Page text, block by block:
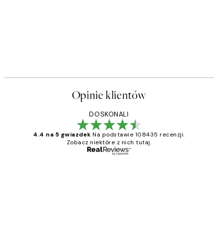
Opinie klientów
DOSKONALI
4.4 na 5 gwiazdek Na podstawie 108435 recenzji.
Zobacz niektóre z nich tutaj.